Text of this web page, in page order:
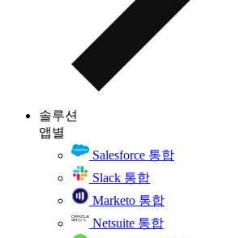
솔루션
앱별
Salesforce 통합
Slack 통합
Marketo 통합
Netsuite 통합